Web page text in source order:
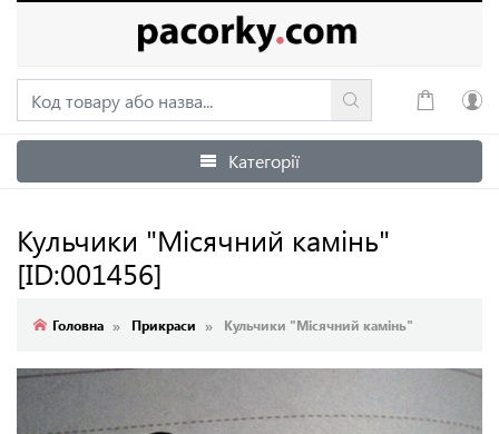
Увійти
Категорії
Кульчики "Місячний камінь"
[ID:001456]
Головна Прикраси Кульчики "Місячний камінь"